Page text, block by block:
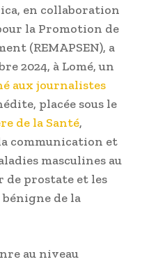
en collaboration
la Promotion de
(REMAPSEN), a
2024, à Lomé, un
aux journalistes
placée sous le
de la Santé,
communication et
masculines au
de prostate et les
de la
au niveau